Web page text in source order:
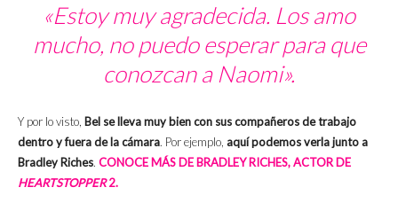
«Estoy muy agradecida. Los amo
mucho, no puedo esperar para que
conozcan a Naomi».
Y por lo visto, Bel se lleva muy bien con sus compañeros de trabajo
dentro y fuera de la cámara. Por ejemplo, aquí podemos verla junto a
Bradley Riches. CONOCE MÁS DE BRADLEY RICHES, ACTOR DE
HEARTSTOPPER2.